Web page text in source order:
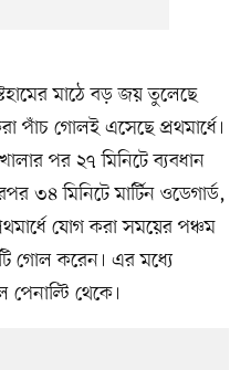
মাঠে বড় জয় তুলেছে
পাঁচ গোলই এসেছে প্রথমার্ধে।
পর ২৭ মিনিটে ব্যবধান
৩৪ মিনিটে মার্টিন ওডেগার্ড,
যোগ করা সময়ের পঞ্চম
গোল করেন। এর মধ্যে
থেকে।